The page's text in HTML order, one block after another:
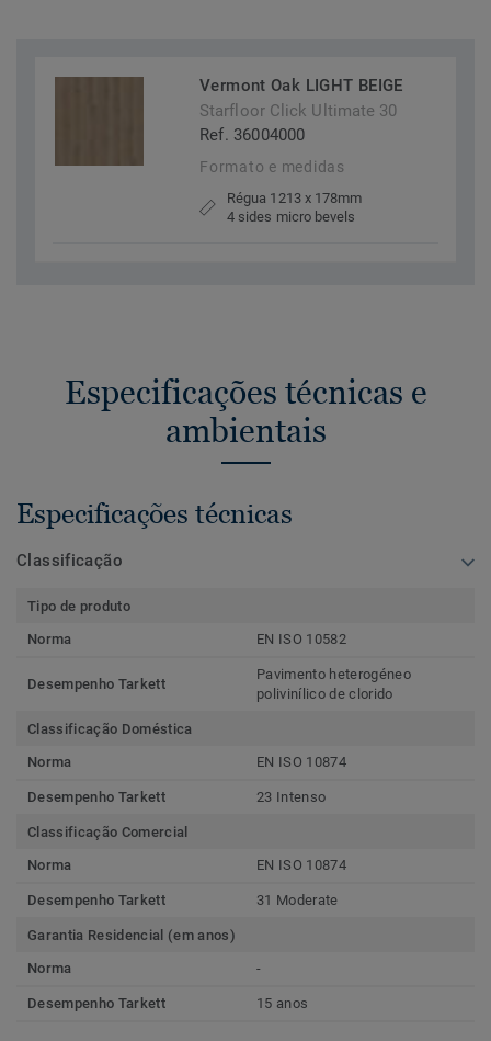
Vermont Oak LIGHT BEIGE
Starfloor Click Ultimate 30
Ref. 36004000
Formato e medidas
Régua 1213 x 178mm
4 sides micro bevels
Especificações técnicas e
ambientais
Especificações técnicas
Classificação
Tipo de produto
Norma
EN ISO 10582
Desempenho Tarkett
Pavimento heterogéneo
polivinílico de clorido
Classificação Doméstica
Norma
EN ISO 10874
Desempenho Tarkett 23 Intenso
Classificação Comercial
Norma
EN ISO 10874
Desempenho Tarkett 31 Moderate
Garantia Residencial (em anos)
Norma
-
Desempenho Tarkett 15 anos